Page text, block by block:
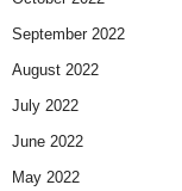
September 2022
August 2022
July 2022
June 2022
May 2022